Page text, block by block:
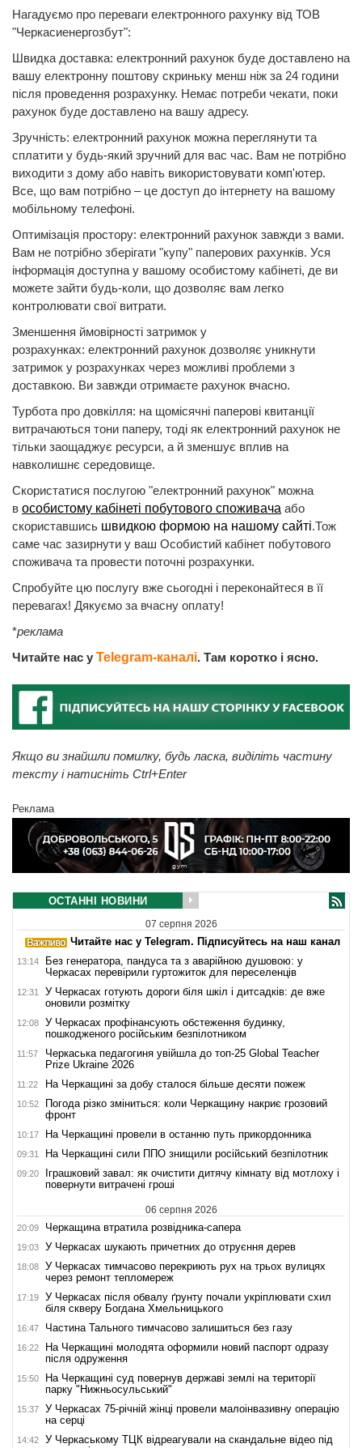
Нагадуємо про переваги електронного рахунку від ТОВ
"Черкасиенергозбут":
Швидка доставка: електронний рахунок буде доставлено на
вашу електронну поштову скриньку менш ніж за 24 години
після проведення розрахунку. Немає потреби чекати, поки
рахунок буде доставлено на вашу адресу.
Зручність: електронний рахунок можна переглянути та
сплатити у будь-який зручний для вас час. Вам не потрібно
виходити з дому або навіть використовувати комп'ютер.
Все, що вам потрібно – це доступ до інтернету на вашому
мобільному телефоні.
Оптимізація простору: електронний рахунок завжди з вами.
Вам не потрібно зберігати "купу" паперових рахунків. Уся
інформація доступна у вашому особистому кабінеті, де ви
можете зайти будь-коли, що дозволяє вам легко
контролювати свої витрати.
Зменшення ймовірності затримок у
розрахунках: електронний рахунок дозволяє уникнути
затримок у розрахунках через можливі проблеми з
доставкою. Ви завжди отримаєте рахунок вчасно.
Турбота про довкілля: на щомісячні паперові квитанції
витрачаються тони паперу, тоді як електронний рахунок не
тільки заощаджує ресурси, а й зменшує вплив на
навколишнє середовище.
Скористатися послугою "електронний рахунок" можна
в особистому кабінеті побутового споживача або
скориставшись швидкою формою на нашому сайті.Тож
саме час зазирнути у ваш Особистий кабінет побутового
споживача та провести поточні розрахунки.
Спробуйте цю послугу вже сьогодні і переконайтеся в її
перевагах! Дякуємо за вчасну оплату!
*реклама
Читайте нас у Telegram-каналі. Там коротко і ясно.
Якщо ви знайшли помилку, будь ласка, виділіть частину
тексту і натисніть Ctrl+Enter
Реклама
ОСТАННІ НОВИНИ
07 серпня 2026
Читайте нас у Telegram. Підписуйтесь на наш канал
13:14
Без генератора, пандуса та з аварійною душовою: у
Черкасах перевірили гуртожиток для переселенців
12:31
У Черкасах готують дороги біля шкіл і дитсадків: де вже
оновили розмітку
12:08
У Черкасах профінансують обстеження будинку,
пошкодженого російським безпілотником
11:57
Черкаська педагогиня увійшла до топ-25 Global Teacher
Prize Ukraine 2026
11:22 На Черкащині за добу сталося більше десяти пожеж
10:52
Погода різко зміниться: коли Черкащину накриє грозовий
фронт
10:17 На Черкащині провели в останню путь прикордонника
09:31 На Черкащині сили ППО знищили російський безпілотник
09:20
Іграшковий завал: як очистити дитячу кімнату від мотлоху і
повернути витрачені гроші
06 серпня 2026
20:09 Черкащина втратила розвідника-сапера
19:03 У Черкасах шукають причетних до отруєння дерев
18:08
У Черкасах тимчасово перекриють рух на трьох вулицях
через ремонт тепломереж
17:19
У Черкасах після обвалу ґрунту почали укріплювати схил
біля скверу Богдана Хмельницького
16:47 Частина Тального тимчасово залишиться без газу
16:22
На Черкащині молодята оформили новий паспорт одразу
після одруження
15:50
На Черкащині суд повернув державі землі на території
парку "Нижньосульський"
15:37
У Черкасах 75-річній жінці провели малоінвазивну операцію
на серці
14:42
У Черкаському ТЦК відреагували на скандальне відео під